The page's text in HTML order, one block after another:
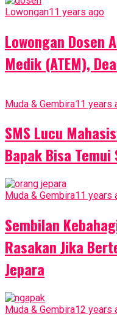
Lowongan11 years ago
Lowongan Dosen
Medik (ATEM),
Muda & Gembira11 years
SMS Lucu
Bapak Bisa Temui
Muda & Gembira11 years
Sembilan
Rasakan Jika
Jepara
Muda & Gembira12 years